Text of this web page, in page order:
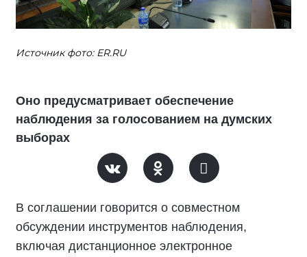
Источник фото: ER.RU
Оно предусматривает обеспечение
наблюдения за голосованием на думских
выборах
В соглашении говорится о совместном
обсуждении инструментов наблюдения,
включая дистанционное электронное